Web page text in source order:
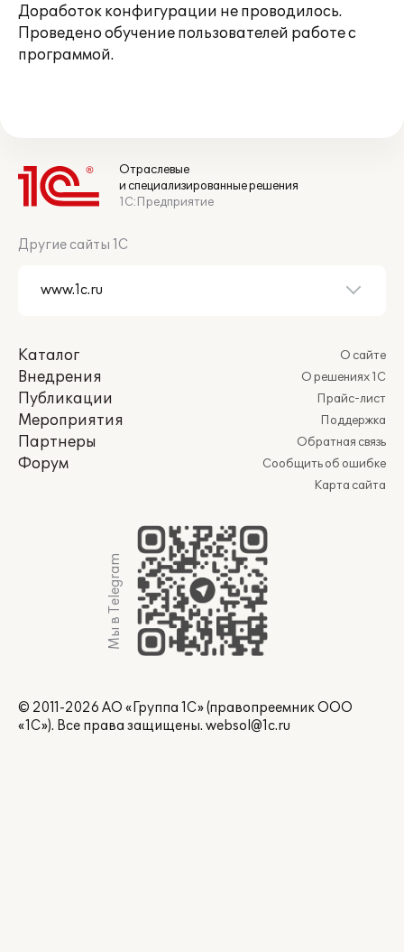
Доработок конфигурации не проводилось.
Проведено обучение пользователей работе с
программой.
Отраслевые
и специализированные решения
1С:Предприятие
Другие сайты 1С
Каталог
Внедрения
Публикации
Мероприятия
Партнеры
Форум
О сайте
О решениях 1С
Прайс-лист
Поддержка
Обратная связь
Сообщить об ошибке
Карта сайта
Мы в Telegram
© 2011-2026 АО «Группа 1С» (правопреемник ООО
«1С»). Все права защищены. websol@1c.ru